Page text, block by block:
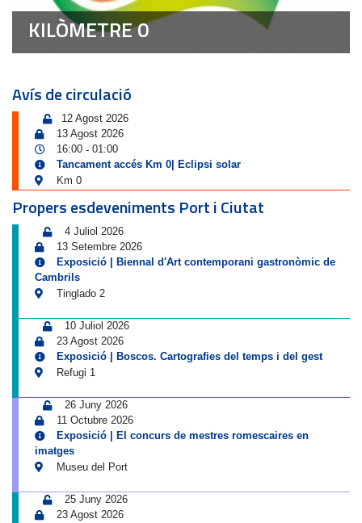
KILÒMETRE 0
Avís de circulació
12 Agost 2026
13 Agost 2026
16:00 - 01:00
Tancament accés Km 0| Eclipsi solar
Km 0
Propers esdeveniments Port i Ciutat
4 Juliol 2026
13 Setembre 2026
Exposició | Biennal d'Art contemporani gastronòmic de
Cambrils
Tinglado 2
10 Juliol 2026
23 Agost 2026
Exposició | Boscos. Cartografies del temps i del gest
Refugi 1
26 Juny 2026
11 Octubre 2026
Exposició | El concurs de mestres romescaires en
imatges
Museu del Port
25 Juny 2026
23 Agost 2026